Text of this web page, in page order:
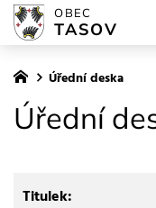
Úřední deska
Úřední
OBEC
TASOV